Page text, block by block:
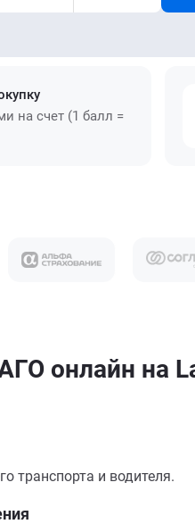
на счет (1 балл =
онлайн на
транспорта и водителя.